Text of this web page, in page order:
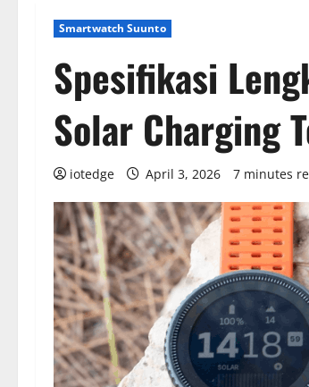
Smartwatch Suunto
Spesifikasi
Solar Charging
iotedge April 3, 2026 7 minutes